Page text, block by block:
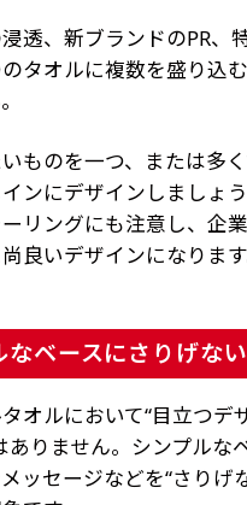
透、新ブランドのPR、
タオルに複数を盛り込
ものを一つ、または多
ンにデザインしましょう
リングにも注意し、企
良いデザインになります
なベースにさりげな
オルにおいて“目立つデ
ありません。シンプルな
ッセージなどを“さりげ